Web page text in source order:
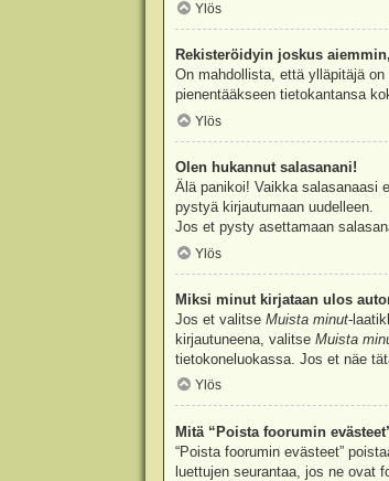
Ylös
Rekisteröidyin joskus
On mahdollista, että ylläpitäjä
pienentääkseen tietokantansa
Ylös
Olen hukannut salasanani!
Älä panikoi! Vaikka salasanaasi
pystyä kirjautumaan uudelleen.
Jos et pysty asettamaan
Ylös
Miksi minut kirjataan ulos
Jos et valitse Muista minut-
kirjautuneena, valitse Muista
tietokoneluokassa. Jos et näe
Ylös
Mitä “Poista foorumin
“Poista foorumin evästeet”
luettujen seurantaa, jos ne ovat